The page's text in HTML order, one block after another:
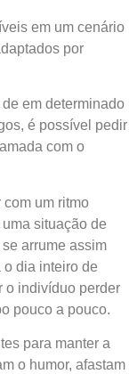
em um cenário
por
em determinado
é possível pedir
com o
um ritmo
situação de
arrume assim
dia inteiro de
o indivíduo perder
pouco a pouco.
para manter a
o humor, afastam